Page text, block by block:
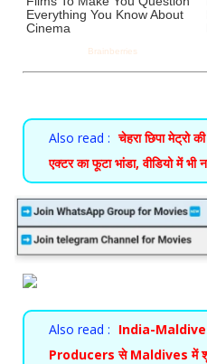
Also read : चेहरा छिपा मेट्रो
एक्टर का फूटा भांडा, वीडियो में भी
Also read : India-
Producers से Maldives में